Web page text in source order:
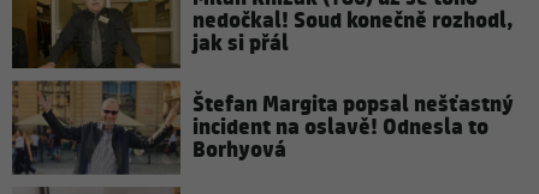
nedočkal! Soud konečně rozhodl,
jak si přál
Štefan Margita popsal nešťastný
incident na oslavě! Odnesla to
Borhyová